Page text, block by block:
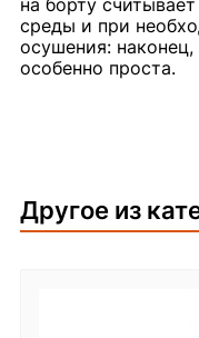
среды и при
осушения: наконец,
особенно проста.
Другое из